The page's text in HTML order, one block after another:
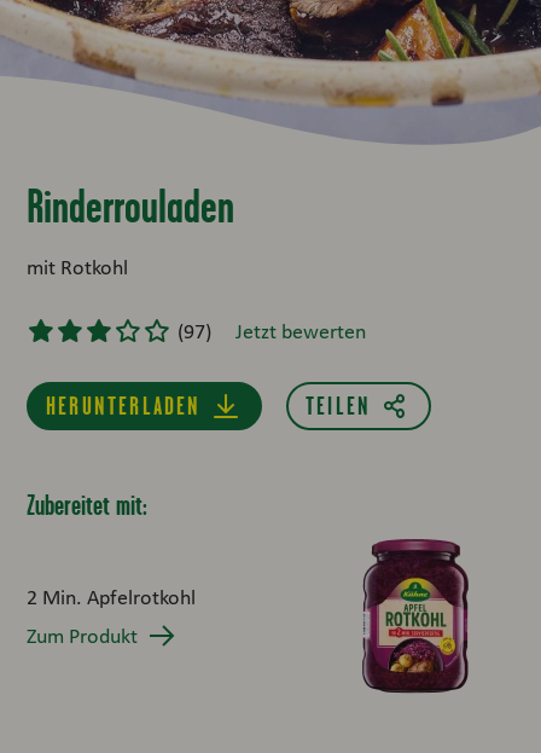
Rinderrouladen
mit Rotkohl
(97) Jetzt bewerten
HERUNTERLADEN
Zubereitet mit:
2 Min. Apfelrotkohl
Zum Produkt